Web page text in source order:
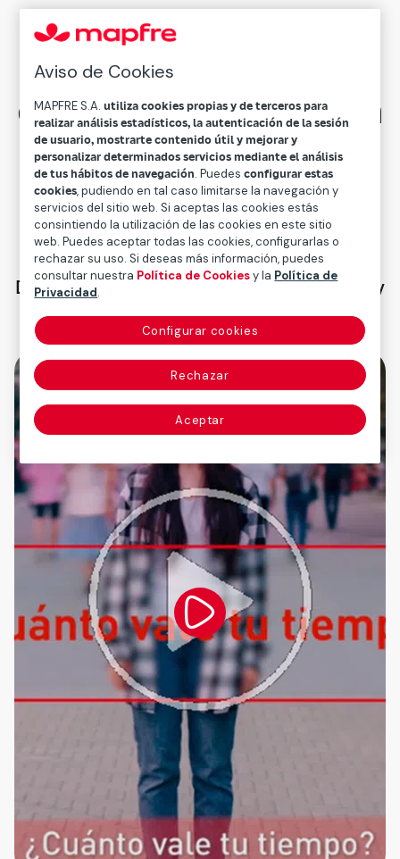
El valor de tu
tiempo está en lo
que eliges hacer con
él
En Mapfre, cada minuto cuenta porque
suma a algo más grande:
tu crecimiento, tu bienestar y un propósito
compartido.
Descubre cómo tu talento, tu compromiso y
tu forma de ser pueden marcar la
diferencia.
Aviso de Cookies
MAPFRE S.A.utiliza cookies propias y de terceros para
realizar análisis estadísticos, la autenticación de la sesión
de usuario, mostrarte contenido útil y mejorar y
personalizar determinados servicios mediante el análisis
de tus hábitos de navegación. Puedesconfigurar estas
cookies, pudiendo en tal caso limitarse la navegación y
servicios del sitio web. Si aceptas las cookies estás
consintiendo la utilización de las cookies en este sitio
web. Puedes aceptar todas las cookies, configurarlas o
rechazar su uso. Si deseas más información, puedes
consultar nuestra Política de Cookiesy la Política de
Privacidad.
Configurar cookies
Rechazar
Aceptar